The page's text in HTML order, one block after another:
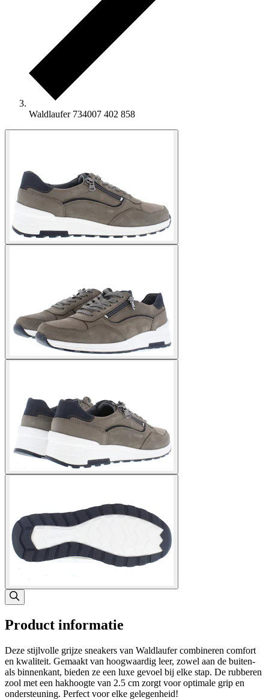
Waldlaufer 734007 402 858
Product informatie
Deze stijlvolle grijze sneakers van Waldlaufer combineren comfort
en kwaliteit. Gemaakt van hoogwaardig leer, zowel aan de buiten-
als binnenkant, bieden ze een luxe gevoel bij elke stap. De rubberen
zool met een hakhoogte van 2.5 cm zorgt voor optimale grip en
ondersteuning. Perfect voor elke gelegenheid!